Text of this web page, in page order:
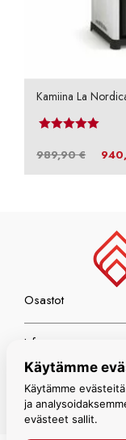
Kamiina La
989,90€
Osastot
Info
Espoon myymälä
Käytämme
Käytämme
ja
evästeet sallit.